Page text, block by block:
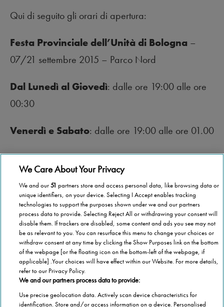
Qui di seguito gli orari di apertura:
Festa Provinciale dell’Unità di Bologna –
07/21 settembre 2015 – Parco Nord
Dal Lunedì al Giovedì: dalle ore 19:00 alle ore
00:30
Venerdì e Sabato: dalle ore 19:00 alle ore 01.00
Domenica: dalle ore 17:00 alle ore 00:30
We Care About Your Privacy
We and our51 partners store and access personal data, like browsing data or
unique identifiers, on your device. Selecting I Accept enables tracking
technologies to support the purposes shown under we and our partners
process data to provide. Selecting Reject All or withdrawing your consent will
disable them. If trackers are disabled, some content and ads you see may not
be as relevant to you. You can resurface this menu to change your choices or
withdraw consent at any time by clicking the Show Purposes link on the bottom
of the webpage [or the floating icon on the bottom-left of the webpage, if
applicable] .Your choices will have effect within our Website. For more details,
refer to our Privacy Policy.
We and our partners process data to provide:
Use precise geolocation data. Actively scan device characteristics for
identification. Store and/or access information on a device. Personalised